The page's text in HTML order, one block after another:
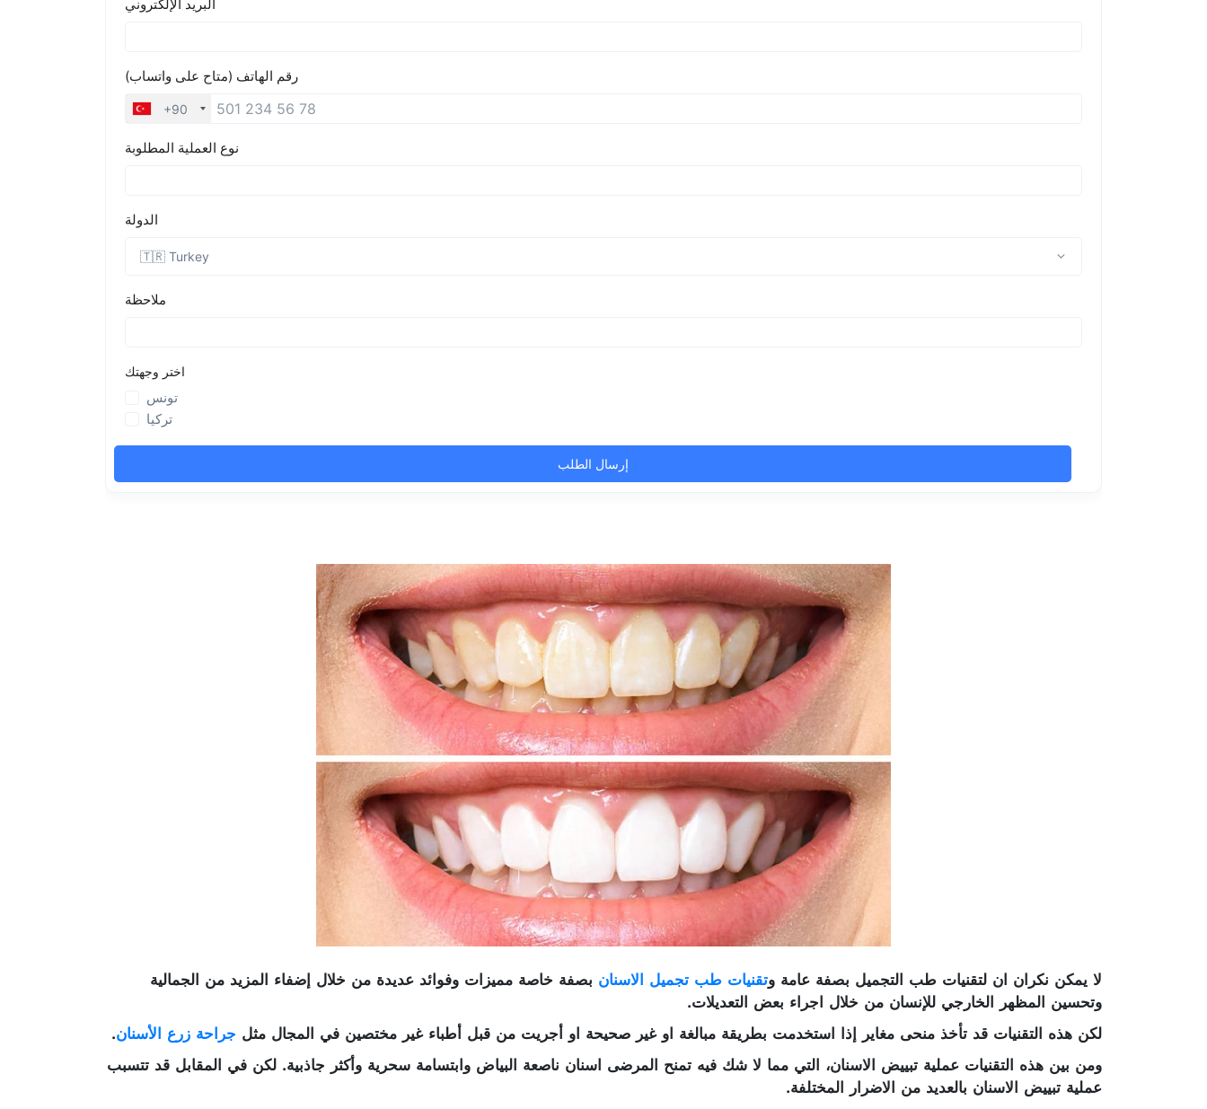
لا يمكن نكران ان لتقنيات طب التجميل بصفة عامة وتقنيات طب تجميل الاسنان بصفة خاصة مميزات وفوائد عديدة من خلال إضفاء المزيد من الجمالية
وتحسين المظهر الخارجي للإنسان من خلال اجراء بعض التعديلات.
لكن هذه التقنيات قد تأخذ منحى مغاير إذا استخدمت بطريقة مبالغة او غير صحيحة او أجريت من قبل أطباء غير مختصين في المجال مثل جراحة زرع الأسنان.
ومن بين هذه التقنيات عملية تبييض الاسنان، التي مما لا شك فيه تمنح المرضى اسنان ناصعة البياض وابتسامة سحرية وأكثر جاذبية. لكن في المقابل قد تتسبب
عملية تبييض الاسنان بالعديد من الاضرار المختلفة.